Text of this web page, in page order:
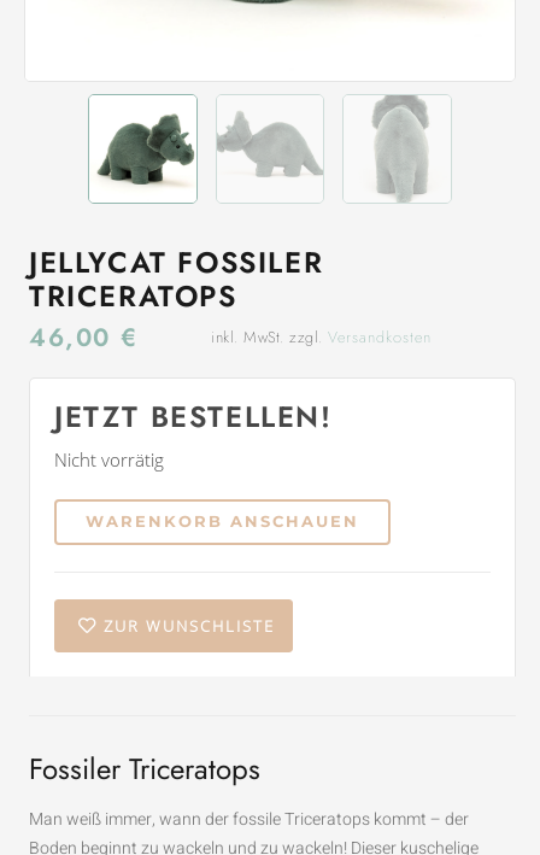
JELLYCAT FOSSILER
TRICERATOPS
46,00 € inkl. MwSt. zzgl.Versandkosten
JETZT BESTELLEN!
Nicht vorrätig
WARENKORB ANSCHAUEN
ZUR WUNSCHLISTE
Fossiler Triceratops
Man weiß immer, wann der fossile Triceratops kommt – der
Boden beginnt zu wackeln und zu wackeln! Dieser kuschelige